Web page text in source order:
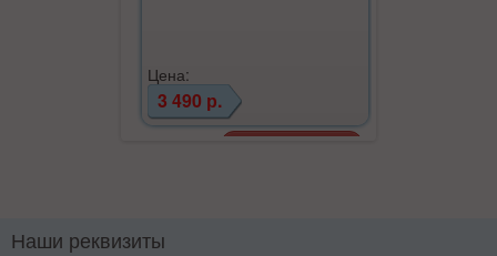
Цена:
3 490 р.
Наши реквизиты